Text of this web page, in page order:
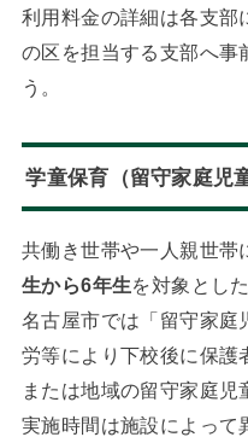
利用料金の詳細は各支部
の区を担当する支部へ事
う。
学童保育（留守家庭児
共働き世帯や一人親世帯
生から6年生を対象とし
名古屋市では「留守家庭
労等により下校後に保護
または地域の留守家庭児
実施時間は施設によって